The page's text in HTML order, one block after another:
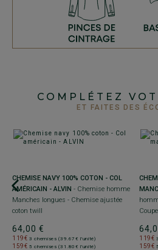
COMPLÉTEZ
ET FAITES DES
CHEMISE NAVY 100% COTON - COL
AMÉRICAIN - ALVIN - Chemise homme
Manches longues - Chemise ajustée
coton twill
64,00 €
119€ 3 chemises (39.67€ l'unité)
159€ 5 chemises (31.80€ l'unité)
119€
159€